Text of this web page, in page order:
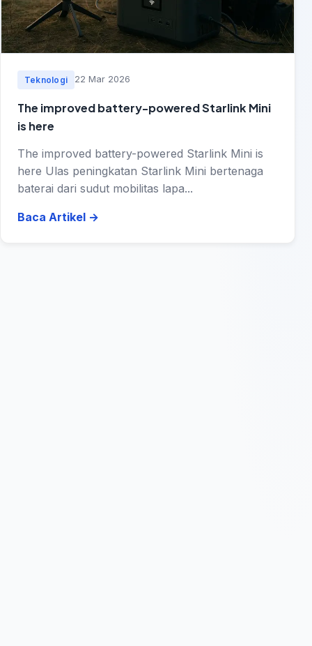
Teknologi 22 Mar 2026
The improved battery-powered Starlink Mini
is here
The improved battery-powered Starlink Mini is
here Ulas peningkatan Starlink Mini bertenaga
baterai dari sudut mobilitas lapa...
Baca Artikel →